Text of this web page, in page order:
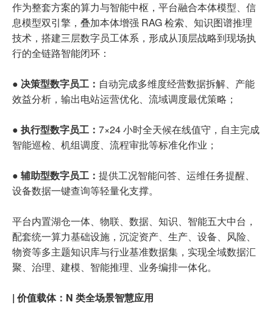
作为整套方案的算力与智能中枢，平台融合本体模型、信
息模型双引擎，叠加本体增强 RAG 检索、知识图谱推理
技术，搭建三层数字员工体系，形成从顶层战略到现场执
行的全链路智能闭环：
● 决策型数字员工： 自动完成多维度经营数据拆解、产能
效益分析，输出电站运营优化、流域调度最优策略；
● 执行型数字员工： 7×24 小时全天候在线值守，自主完成
智能巡检、机组调度、流程审批等标准化作业；
● 辅助型数字员工： 提供工况智能问答、运维任务提醒、
设备数据一键查询等轻量化支撑。
平台内置湖仓一体、物联、数据、知识、智能五大中台，
配套统一算力基础设施，沉淀资产、生产、设备、风险、
物资等多主题知识库与行业基准数据集，实现全域数据汇
聚、治理、建模、智能推理、业务编排一体化。
| 价值载体：N 类全场景智慧应用